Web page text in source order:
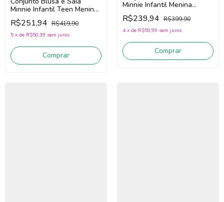
Minnie Infantil Teen Menina
Animé N5349 (Off
White/Rosa)
R$251,94 R$419,90
5 x de R$50,39 sem juros
Comprar
Minnie Infantil Menina
Animé P6264 (Off
White/Rosa)
R$239,94 R$399,90
4 x de R$59,99 sem juros
Comprar